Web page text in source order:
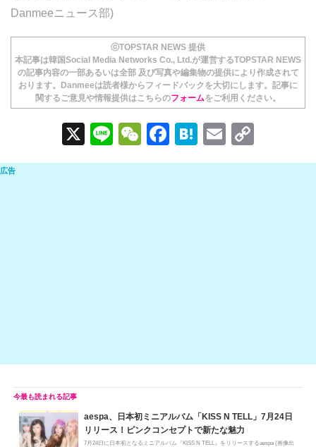
Danmeeニュース部)
ⓒTOPSTAR NEWS 提供
本記事は韓国Social Media Networks Co., Ltd.が運営するTOPSTAR NEWS
の記事内容の一部あるいは全部 及び写真や編集物の提供により作成されて
おります。Danmeeは読者様からフィードバックを大切にします。記事に
関するご意見や情報提供はこちらのフォームをご利用ください。
X
Li
n
W
e
F
a
H
at
E
m o
aespa、日本初ミニアルバム「KISS N TELL」7月24日
リリース！ピンクコンセプトで新たな魅力
7月24日に日本初となるミニアルバム『KISS N TELL』をリリースするaespa (画像出